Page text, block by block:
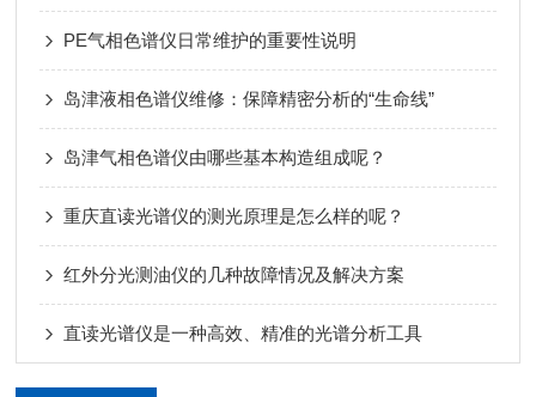
PE气相色谱仪日常维护的重要性说明
岛津液相色谱仪维修：保障精密分析的“生命线”
岛津气相色谱仪由哪些基本构造组成呢？
重庆直读光谱仪的测光原理是怎么样的呢？
红外分光测油仪的几种故障情况及解决方案
直读光谱仪是一种高效、精准的光谱分析工具